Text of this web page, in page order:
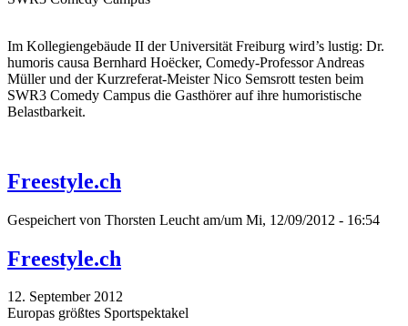
Im Kollegiengebäude II der Universität Freiburg wird’s lustig: Dr.
humoris causa Bernhard Hoëcker, Comedy-Professor Andreas
Müller und der Kurzreferat-Meister Nico Semsrott testen beim
SWR3 Comedy Campus die Gasthörer auf ihre humoristische
Belastbarkeit.
Freestyle.ch
Gespeichert von Thorsten Leucht am/um Mi, 12/09/2012 - 16:54
Freestyle.ch
12. September 2012
Europas größtes Sportspektakel